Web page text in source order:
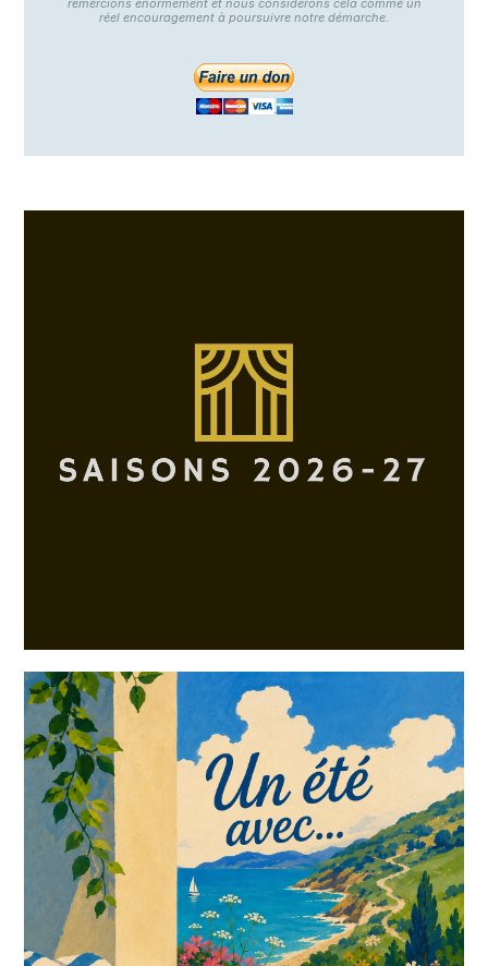
remercions énormément et nous considérons cela comme un
réel encouragement à poursuivre notre démarche.